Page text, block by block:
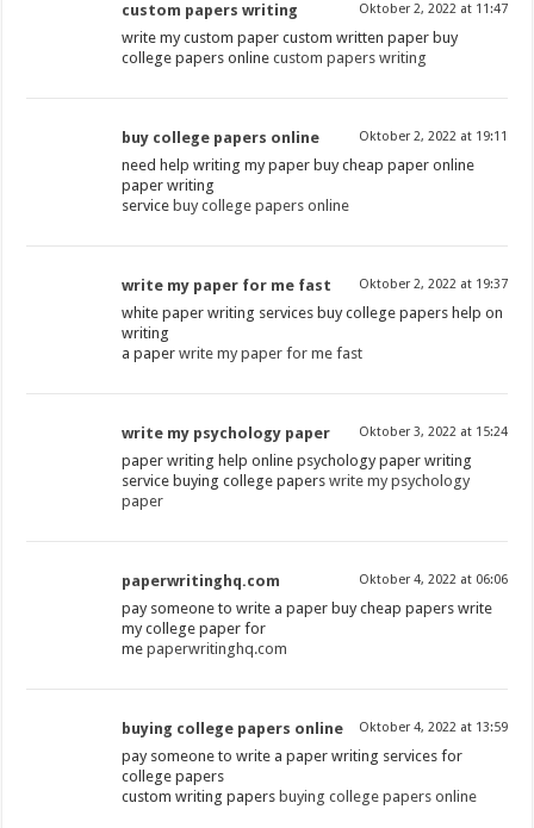
custom papers writing Oktober 2, 2022 at 11:47
write my custom paper custom written paper buy
college papers onlinecustom papers writing
buy college papers online Oktober 2, 2022 at 19:11
need help writing my paper buy cheap paper online
paper writing
service buy college papers online
write my paper for me fast Oktober 2, 2022 at 19:37
white paper writing services buy college papers help on
writing
a paperwrite my paper for me fast
write my psychology paper Oktober 3, 2022 at 15:24
paper writing help online psychology paper writing
service buying college paperswrite my psychology
paper
paperwritinghq.com Oktober 4, 2022 at 06:06
pay someone to write a paper buy cheap papers write
my college paper for
mepaperwritinghq.com
buying college papers online Oktober 4, 2022 at 13:59
pay someone to write a paper writing services for
college papers
custom writing papers buying college papers online